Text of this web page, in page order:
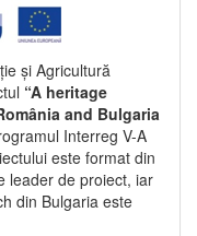
și Agricultură
“A heritage
and Bulgaria
Interreg V-A
este format din
leader de proiect, iar
din Bulgaria este